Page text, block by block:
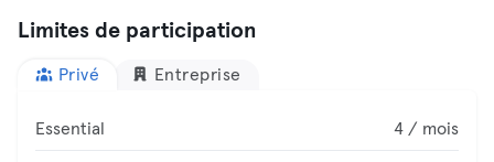
Limites de participation
Privé Entreprise
Essential 4 / mois